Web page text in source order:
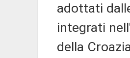
adottati
integrati
della